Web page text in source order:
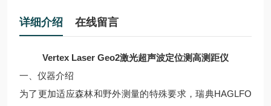
详细介绍 在线留言
Vertex Laser Geo2激光超声波定位测高测距仪
一、仪器介绍
为了更加适应森林和野外测量的特殊要求，瑞典HAGLFO